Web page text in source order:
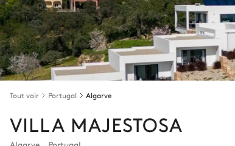
Tout voir Portugal Algarve
VILLA MAJESTOSA